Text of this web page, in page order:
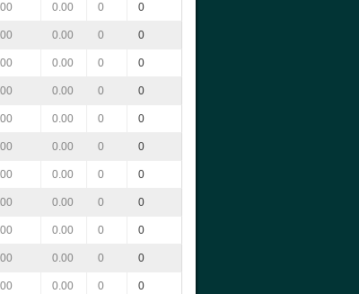
0.00 0 0
0.00 0 0
0.00 0 0
0.00 0 0
0.00 0 0
0.00 0 0
0.00 0 0
0.00 0 0
0.00 0 0
0.00 0 0
0.00 0 0